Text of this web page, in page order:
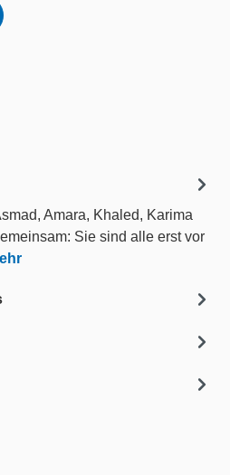
Amara, Khaled, Karima
Sie sind alle erst vor